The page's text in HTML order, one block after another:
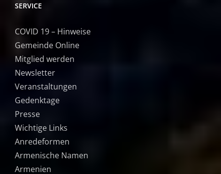
SERVICE
COVID 19 – Hinweise
Gemeinde Online
Mitglied werden
Newsletter
Veranstaltungen
Gedenktage
Presse
Wichtige Links
Anredeformen
Armenische Namen
Armenien